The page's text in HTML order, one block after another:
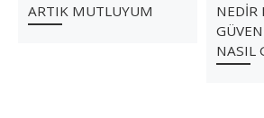
ARTIK MUTLUYUM
NEDİR
NASIL